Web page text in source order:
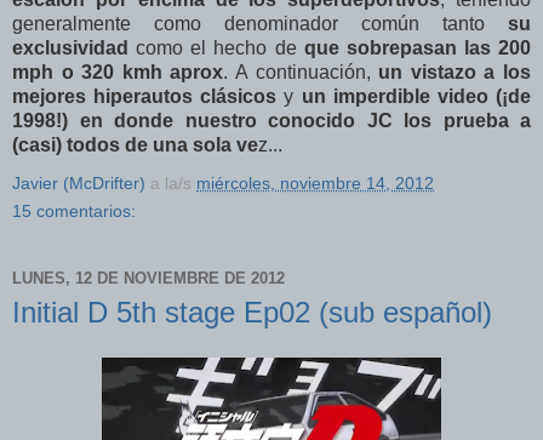
generalmente como denominador común tanto su
exclusividad como el hecho de que sobrepasan las 200
mph o 320 kmh aprox. A continuación, un vistazo a los
mejores hiperautos clásicos y un imperdible video (¡de
1998!) en donde nuestro conocido JC los prueba a
(casi) todos de una sola vez...
Javier (McDrifter) a la/s miércoles, noviembre 14, 2012
15 comentarios:
LUNES, 12 DE NOVIEMBRE DE 2012
Initial D 5th stage Ep02 (sub español)